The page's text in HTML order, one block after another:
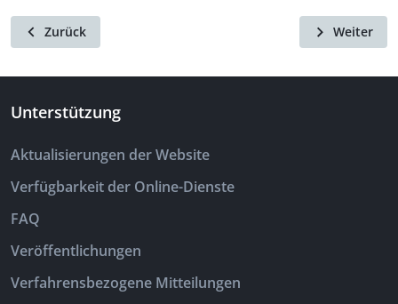
Zurück Weiter
Unterstützung
Aktualisierungen der Website
Verfügbarkeit der Online-Dienste
FAQ
Veröffentlichungen
Verfahrensbezogene Mitteilungen